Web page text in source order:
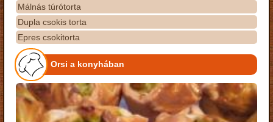
Málnás túrótorta
Dupla csokis torta
Epres csokitorta
Orsi a konyhában